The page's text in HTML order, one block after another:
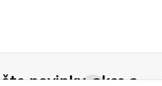
novinky, akce a